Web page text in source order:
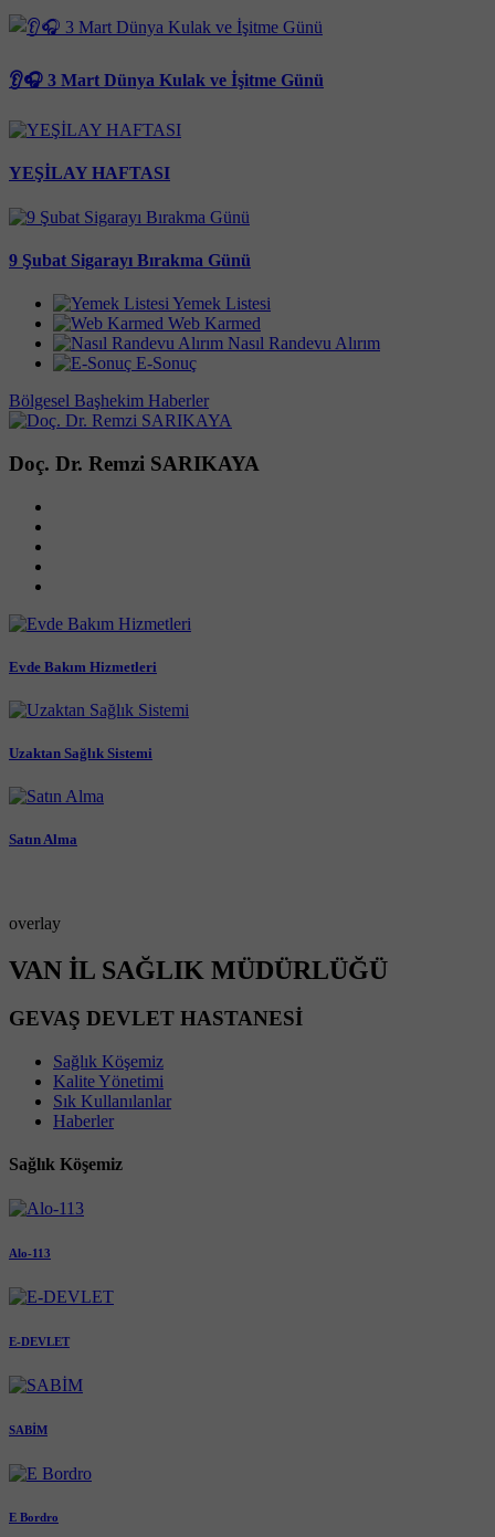
👂🎧 3 Mart Dünya Kulak ve İşitme Günü
YEŞİLAY HAFTASI
9 Şubat Sigarayı Bırakma Günü
Yemek Listesi
Web Karmed
Nasıl Randevu Alırım
E-Sonuç
Bölgesel Başhekim Haberler
Doç. Dr. Remzi SARIKAYA
Evde Bakım Hizmetleri
Uzaktan Sağlık Sistemi
Satın Alma
overlay
VAN İL SAĞLIK MÜDÜRLÜĞÜ
GEVAŞ DEVLET HASTANESİ
Sağlık Köşemiz
Kalite Yönetimi
Sık Kullanılanlar
Haberler
Sağlık Köşemiz
Alo-113
E-DEVLET
SABİM
E Bordro